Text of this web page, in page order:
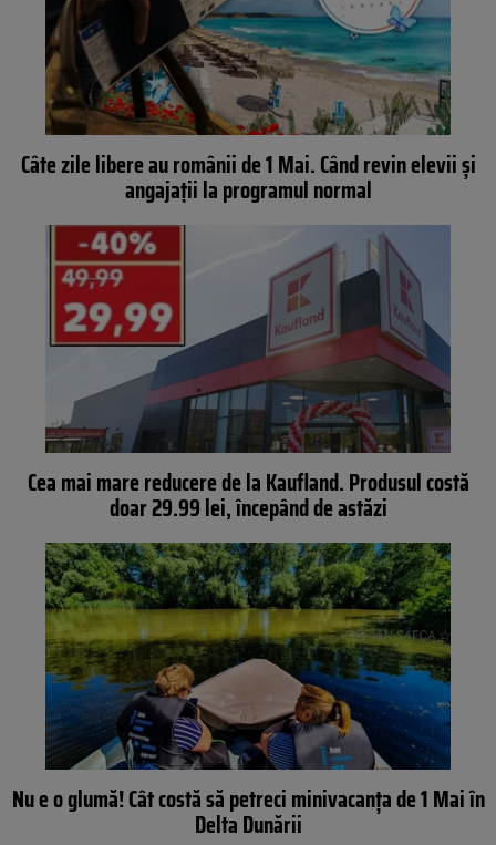
Câte zile libere au românii de 1 Mai. Când revin elevii și
angajații la programul normal
Cea mai mare reducere de la Kaufland. Produsul costă
doar 29.99 lei, începând de astăzi
Nu e o glumă! Cât costă să petreci minivacanța de 1 Mai în
Delta Dunării